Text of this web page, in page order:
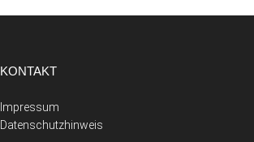
KONTAKT
Impressum
Datenschutzhinweis